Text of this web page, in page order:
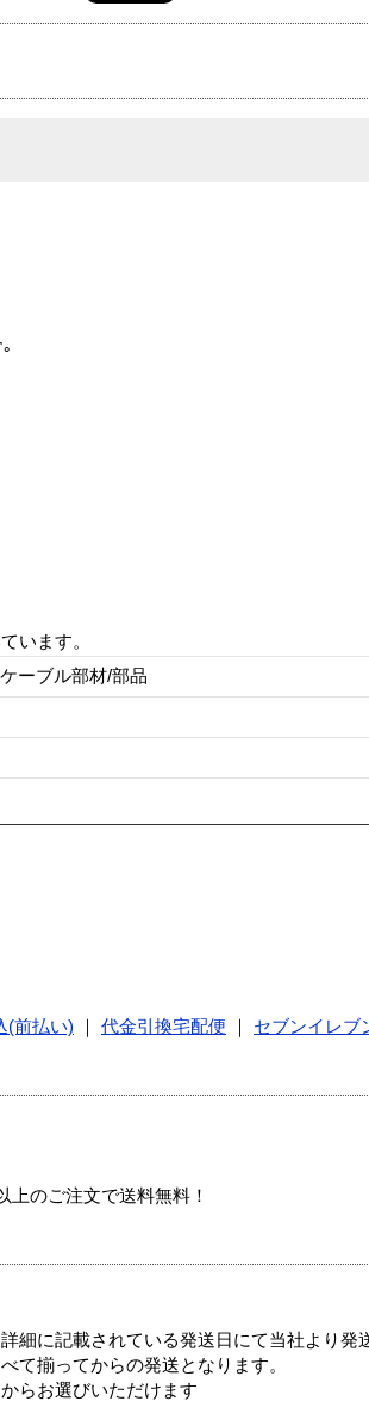
います。
ーブル部材/部品
(前払い) 代金引換宅配便
セブンイレブ
のご注文で送料無料！
細に記載されている発送日にて当社より発
て揃ってからの発送となります。
らお選びいただけます